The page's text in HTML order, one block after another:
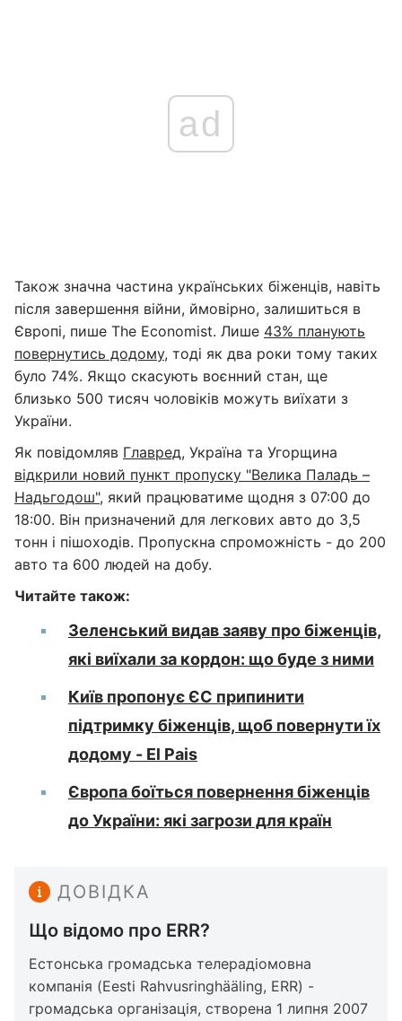
ad
Також значна частина українських біженців, навіть
після завершення війни, ймовірно, залишиться в
Європі, пише The Economist. Лише 43% планують
повернутись додому, тоді як два роки тому таких
було 74%. Якщо скасують воєнний стан, ще
близько 500 тисяч чоловіків можуть виїхати з
України.
Як повідомляв Главред, Україна та Угорщина
відкрили новий пункт пропуску "Велика Паладь –
Надьгодош", який працюватиме щодня з 07:00 до
18:00. Він призначений для легкових авто до 3,5
тонн і пішоходів. Пропускна спроможність - до 200
авто та 600 людей на добу.
Читайте також:
Зеленський видав заяву про біженців,
які виїхали за кордон: що буде з ними
Київ пропонує ЄС припинити
підтримку біженців, щоб повернути їх
додому - El Pais
Європа боїться повернення біженців
до України: які загрози для країн
ДОВІДКА
Що відомо про ERR?
Естонська громадська телерадіомовна
компанія (Eesti Rahvusringhääling, ERR) -
громадська організація, створена 1 липня 2007